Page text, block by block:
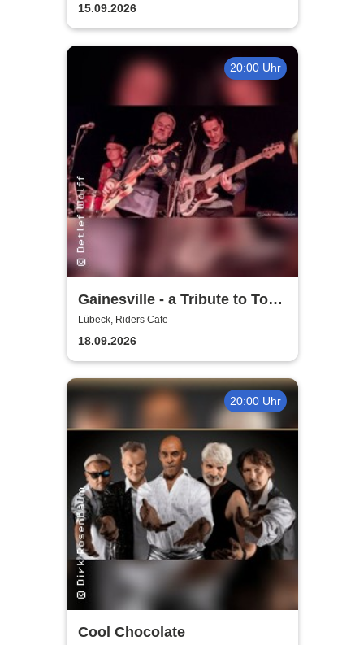
15.09.2026
20:00 Uhr
Gainesville - a Tribute to Tom
Petty & The Heartbreakers
Lübeck, Riders Cafe
18.09.2026
20:00 Uhr
Cool Chocolate